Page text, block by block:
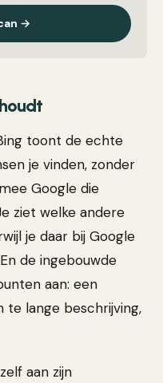
→
toont de echte
je vinden, zonder
Google die
ziet welke andere
je daar bij Google
de ingebouwde
aan: een
te lange beschrijving,
aan zijn